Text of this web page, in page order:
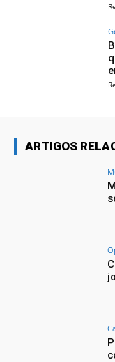
ARTIGOS